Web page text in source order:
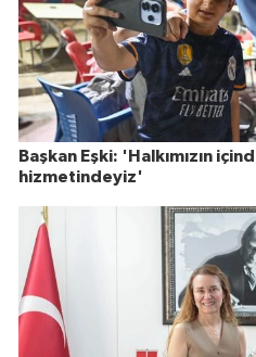
Başkan Eşki: 'Halkımızın
hizmetindeyiz'